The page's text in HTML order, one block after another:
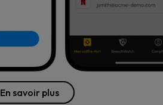
En savoir plus